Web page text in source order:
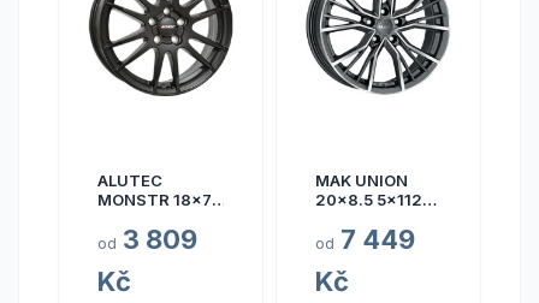
ALUTEC
MONSTR 18x7.5
od 3 809
Kč
MAK UNION
20x8.5 5x112
od 7 449
Kč